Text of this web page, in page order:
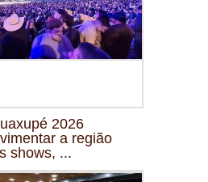
2026
a região
shows, ...